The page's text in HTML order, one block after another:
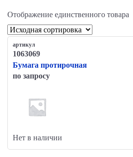
Отображение единственного товара
артикул
1063069
Бумага протирочная
по запросу
Нет в наличии